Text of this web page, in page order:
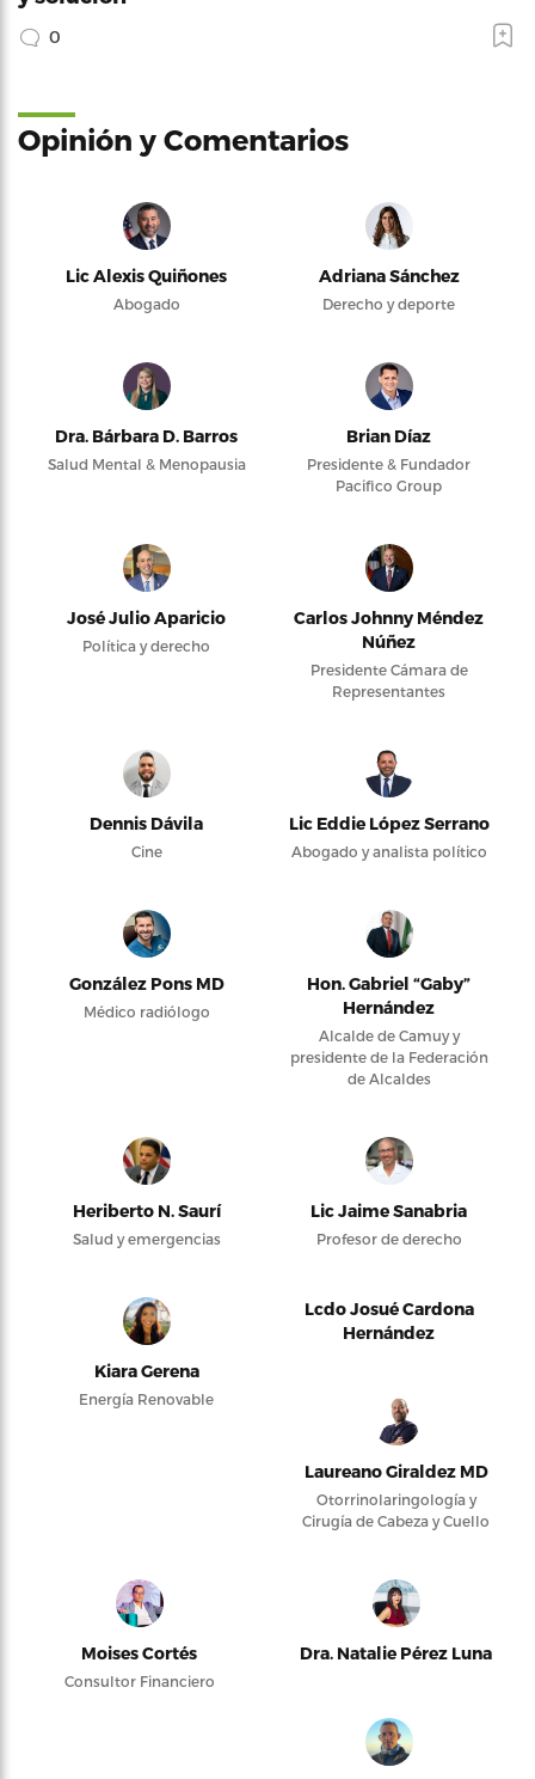
0
Opinión y Comentarios
Lic Alexis Quiñones
Abogado
Adriana Sánchez
Derecho y deporte
Dra. Bárbara D. Barros
Salud Mental & Menopausia
Brian Díaz
Presidente & Fundador
Pacifico Group
José Julio Aparicio
Política y derecho
Carlos Johnny Méndez
Núñez
Presidente Cámara de
Representantes
Dennis Dávila
Cine
Lic Eddie López Serrano
Abogado y analista político
González Pons MD
Médico radiólogo
Hon. Gabriel “Gaby”
Hernández
Alcalde de Camuy y
presidente de la Federación
de Alcaldes
Heriberto N. Saurí
Salud y emergencias
Lic Jaime Sanabria
Profesor de derecho
Kiara Gerena
Energía Renovable
Lcdo Josué Cardona
Hernández
Laureano Giraldez MD
Otorrinolaringología y
Cirugía de Cabeza y Cuello
Moises Cortés
Consultor Financiero
Dra. Natalie Pérez Luna